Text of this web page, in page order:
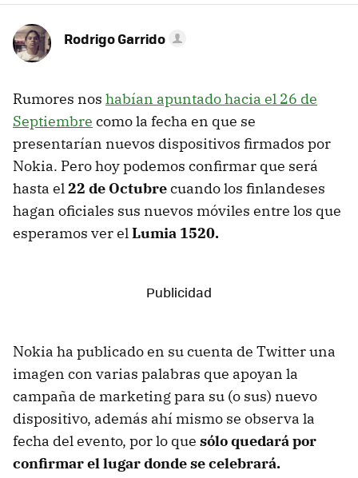
Rodrigo Garrido
Rumores nos habían apuntado hacia el 26 de
Septiembre como la fecha en que se
presentarían nuevos dispositivos firmados por
Nokia. Pero hoy podemos confirmar que será
hasta el22 de Octubrecuando los finlandeses
hagan oficiales sus nuevos móviles entre los que
esperamos ver elLumia 1520.
Nokia ha publicado en su cuenta de Twitter una
imagen con varias palabras que apoyan la
campaña de marketing para su (o sus) nuevo
dispositivo, además ahí mismo se observa la
fecha del evento, por lo que sólo quedará por
confirmar el lugar donde se celebrará.